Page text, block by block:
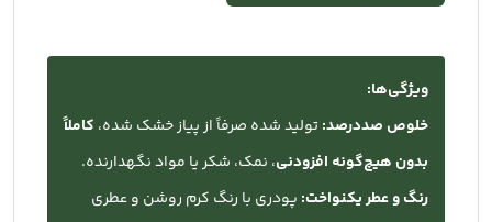
ویژگی‌ها:
خلوص صددرصد:تولید شده صرفاً از پیاز خشک شده، کاملاً
بدون هیچ‌گونه افزودنی، نمک، شکر یا مواد نگهدارنده.
رنگ و عطر یکنواخت: پودری با رنگ کرم روشن و عطری